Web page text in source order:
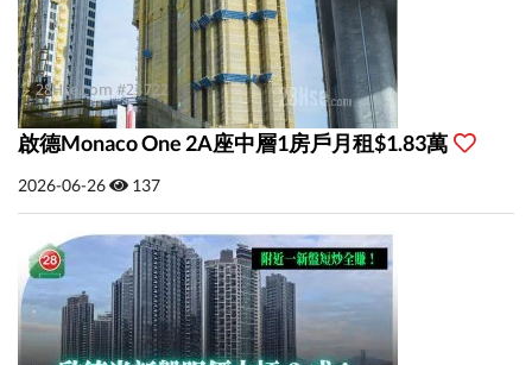
啟德Monaco One 2A座中層1房戶月租$1.83萬
2026-06-26 137